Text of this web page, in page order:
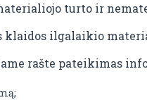
turto ir
klaidos ilgalaikio
rašte pateikimas